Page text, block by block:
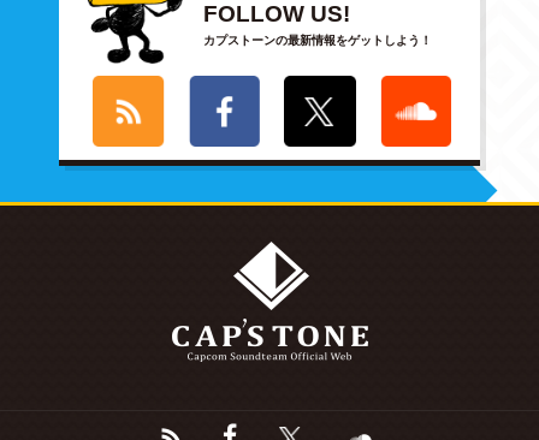
FOLLOW US!
カプストーンの最新情報をゲットしよう！